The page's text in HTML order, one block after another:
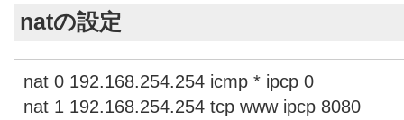
natの設定
nat 0 192.168.254.254 icmp * ipcp 0
nat 1 192.168.254.254 tcp www ipcp 8080